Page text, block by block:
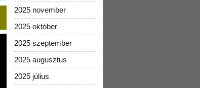
2025 november
2025 október
2025 szeptember
2025 augusztus
2025 július